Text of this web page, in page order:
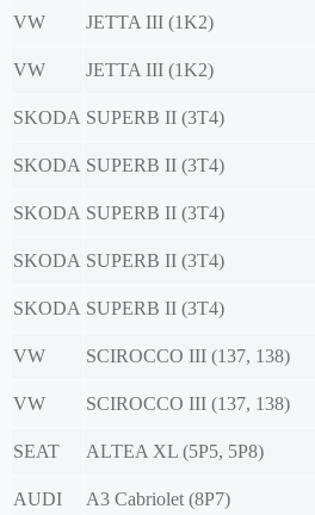
VW
JETTA III (1K2)
VW
JETTA III (1K2)
SKODA SUPERB II (3T4)
SKODA SUPERB II (3T4)
SKODA SUPERB II (3T4)
SKODA SUPERB II (3T4)
SKODA SUPERB II (3T4)
VW
SCIROCCO III (137, 138)
VW
SCIROCCO III (137, 138)
SEAT
ALTEA XL (5P5, 5P8)
AUDI
A3 Cabriolet (8P7)